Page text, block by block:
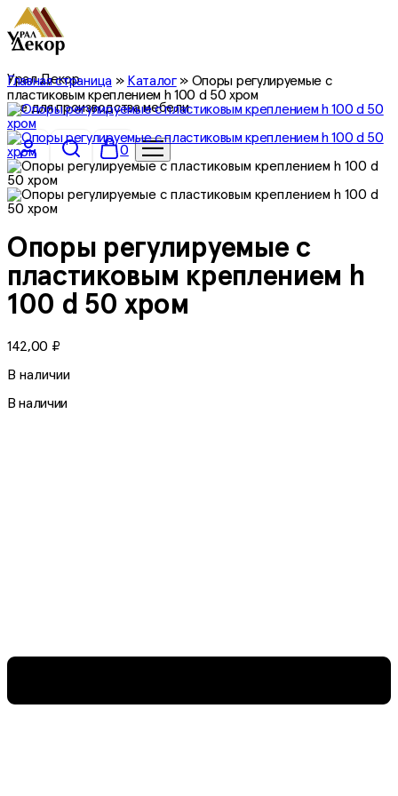
Урал Декор
все для производства мебели
0
Главная страница» Каталог» Опоры регулируемые с
пластиковым креплением h 100 d 50 хром
Опоры регулируемые с
пластиковым креплением h
100 d 50 хром
142,00 ₽
В наличии
В наличии